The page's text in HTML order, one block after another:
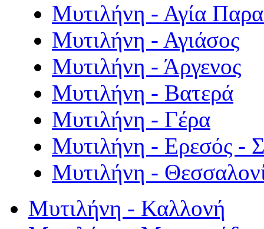
Μυτιλήνη - Αγία
Μυτιλήνη - Αγιάσος
Μυτιλήνη - Άργενος
Μυτιλήνη - Βατερά
Μυτιλήνη - Γέρα
Μυτιλήνη - Ερεσός -
Μυτιλήνη -
Μυτιλήνη - Καλλονή